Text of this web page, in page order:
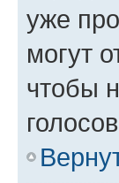
уже
могут
чтобы